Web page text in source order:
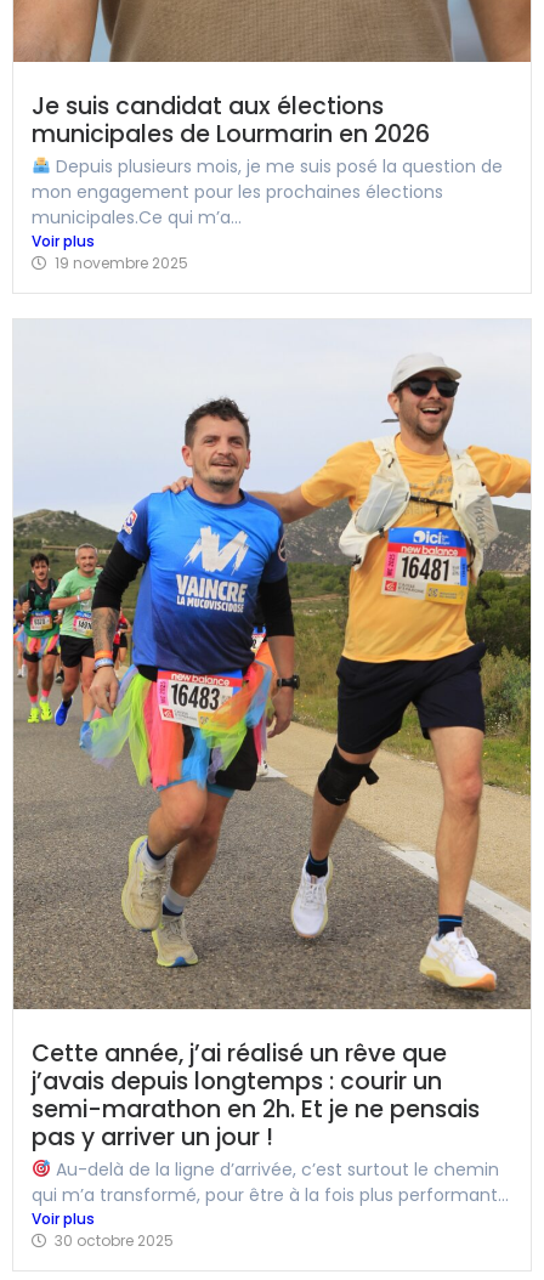
Je suis candidat aux élections
municipales de Lourmarin en 2026
Depuis plusieurs mois, je me suis posé la question de
mon engagement pour les prochaines élections
municipales.Ce qui m’a...
Voir plus
19 novembre 2025
Cette année, j’ai réalisé un rêve que
j’avais depuis longtemps : courir un
semi-marathon en 2h. Et je ne pensais
pas y arriver un jour !
Au-delà de la ligne d’arrivée, c’est surtout le chemin
qui m’a transformé, pour être à la fois plus performant...
Voir plus
30 octobre 2025